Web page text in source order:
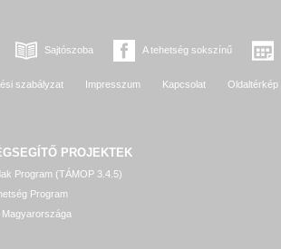
Sajtószoba A tehetség sokszínű
szabályzat Impresszum Kapcsolat Oldaltérkép
PROJEKTEK
Program (TÁMOP 3.4.5)
Program